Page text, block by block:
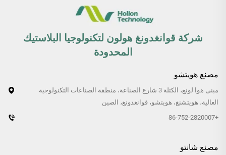
شركة قوانغدونغ هولون لتكنولوجيا البلاستيك
المحدودة
مصنع هويتشو
مبنى هوا لونغ، الكتلة 3 شارع الصناعة، منطقة الصناعات التكنولوجية
العالية، هويتشنغ، هويتشو، قوانغدونغ، الصين
+86-752-2820007
مصنع شانتو